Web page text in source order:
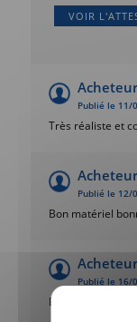
VOIR
Publié le 11/
Très réaliste et
Publié le 12/
Bon matériel
Publié le 16/
Bon rapport